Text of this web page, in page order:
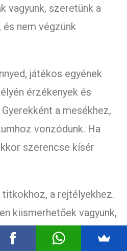
vagyunk, szeretünk a
nem végzünk
játékos egyének
érzékenyek és
a mesékhez,
vonzódunk. Ha
szerencse kísér
titkokhoz, a rejtélyekhez.
kiismerhetőek vagyunk,
szemlélni a dolgokat.